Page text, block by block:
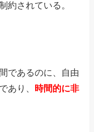
約されている。
であるのに、自由
あり、 時間的に非